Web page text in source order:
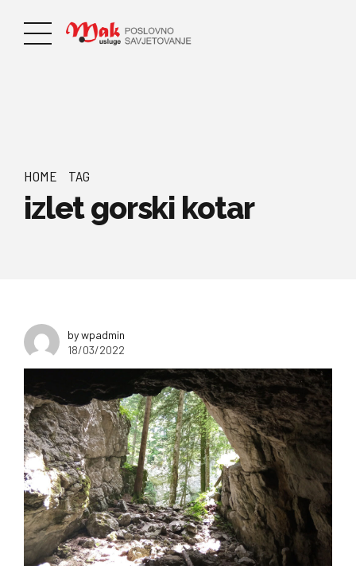
HOME TAG
izlet gorski kotar
by wpadmin
18/03/2022